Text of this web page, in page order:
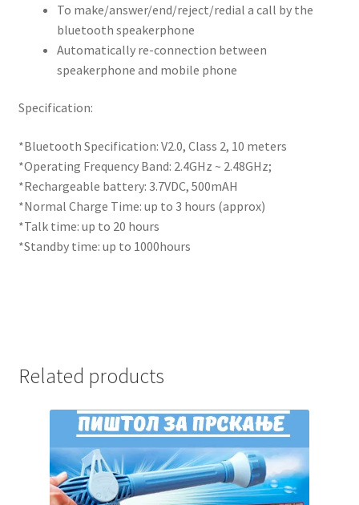
To make/answer/end/reject/redial a call by the
bluetooth speakerphone
Automatically re-connection between
speakerphone and mobile phone
Specification:
*Bluetooth Specification: V2.0, Class 2, 10 meters
*Operating Frequency Band: 2.4GHz ~ 2.48GHz;
*Rechargeable battery: 3.7VDC, 500mAH
*Normal Charge Time: up to 3 hours (approx)
*Talk time: up to 20 hours
*Standby time: up to 1000hours
Related products